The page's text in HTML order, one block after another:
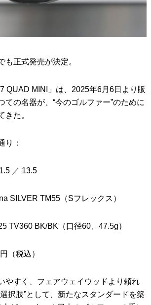
も正式発売が決定。
QUAD MINI」は、2025年6月6日より販
ての名器が、“今のゴルファー”のために
きた。
り：
／ 13.5
SILVER TM55（Sフレックス）
TV360 BK/BK（口径60、47.5g）
（税込）
やすく、フェアウェイウッドより頼れ
択肢”として、新たなスタンダードを築